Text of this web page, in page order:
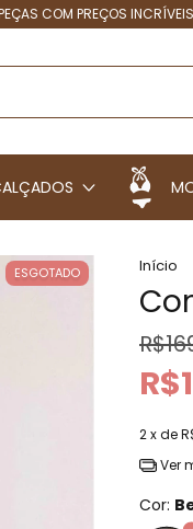
COM PREÇOS INCRÍVEIS
ESGOTADO Início
2x de
Ver
Cor: